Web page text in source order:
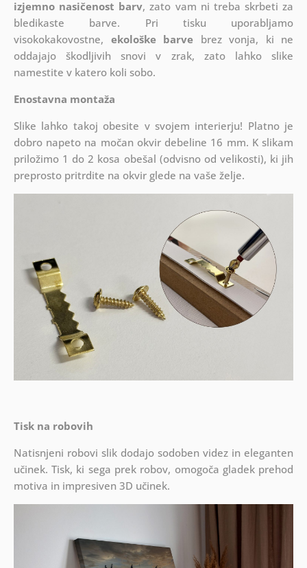
izjemno nasičenost barv, zato vam ni treba skrbeti za
bledikaste barve. Pri tisku uporabljamo
visokokakovostne, ekološke barve brez vonja, ki ne
oddajajo škodljivih snovi v zrak, zato lahko slike
namestite v katero koli sobo.
Enostavna montaža
Slike lahko takoj obesite v svojem interierju! Platno je
dobro napeto na močan okvir debeline 16 mm. K slikam
priložimo 1 do 2 kosa obešal (odvisno od velikosti), ki jih
preprosto pritrdite na okvir glede na vaše želje.
Tisk na robovih
Natisnjeni robovi slik dodajo sodoben videz in eleganten
učinek. Tisk, ki sega prek robov, omogoča gladek prehod
motiva in impresiven 3D učinek.